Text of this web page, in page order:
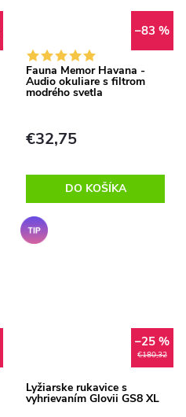
–83 %
Fauna Memor Havana -
Audio okuliare s filtrom
modrého svetla
€32,75
DO KOŠÍKA
Tip
€180,32
–25 %
Lyžiarske rukavice s
vyhrievaním Glovii GS8 XL